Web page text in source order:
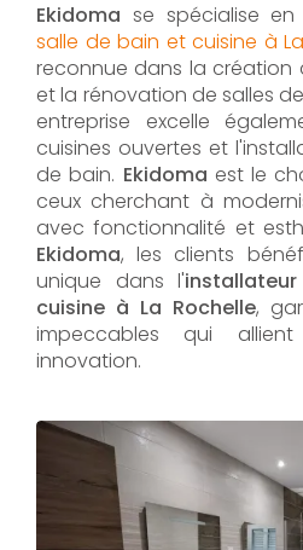
Ekidoma se spécialise
salle de bain et cuisine à
reconnue dans la création
et la rénovation de salles
entreprise excelle
cuisines ouvertes et
de bain. Ekidoma est le
ceux cherchant à
avec fonctionnalité et
Ekidoma, les clients
unique dans l'
cuisine à La Rochelle,
impeccables qui
innovation.